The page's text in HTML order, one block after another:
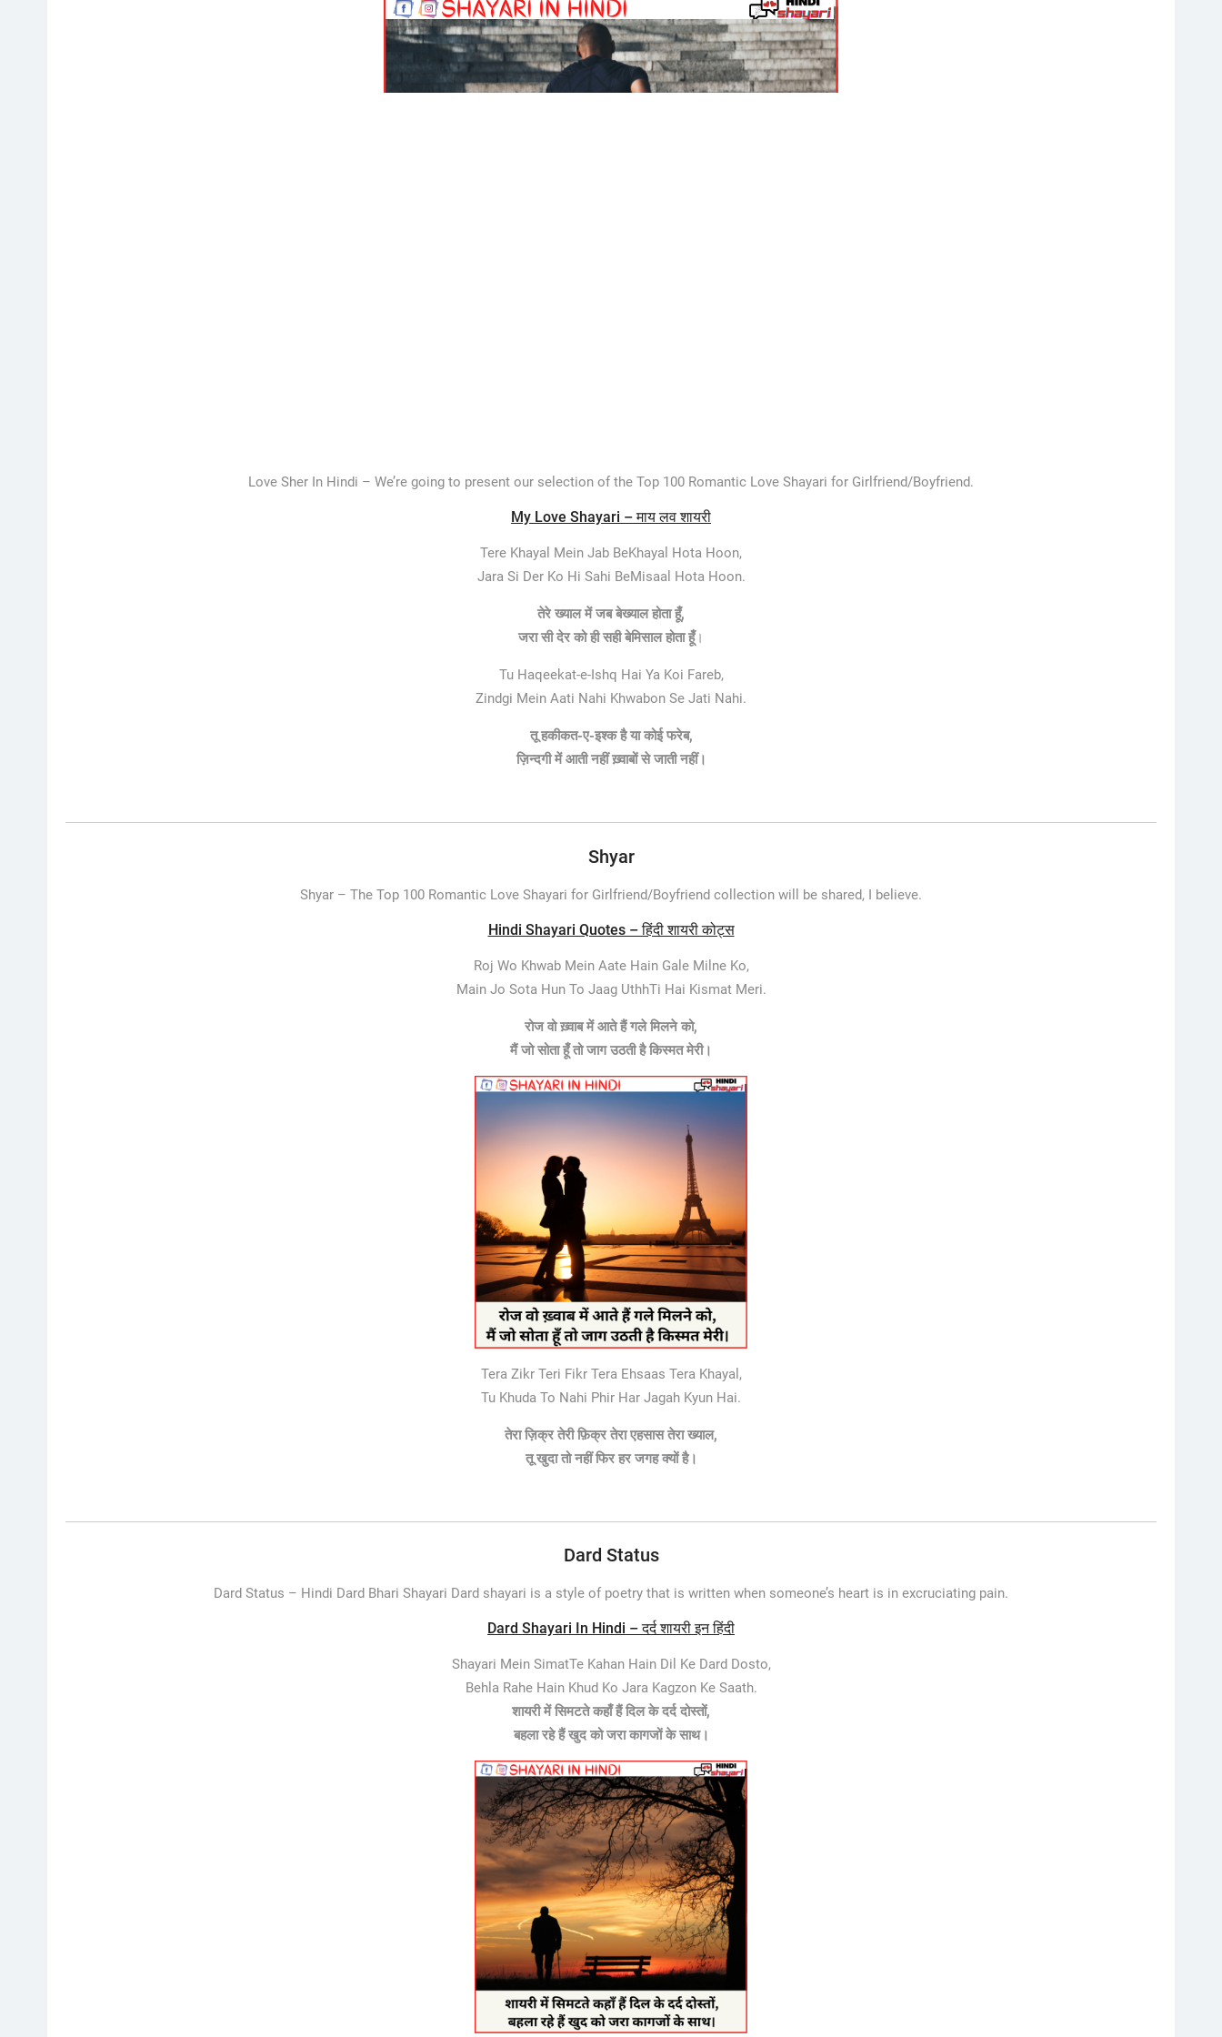
Love Sher In Hindi – We’re going to present our selection of the Top 100 Romantic Love Shayari for Girlfriend/Boyfriend.
My Love Shayari – माय लव शायरी
Tere Khayal Mein Jab BeKhayal Hota Hoon,
Jara Si Der Ko Hi Sahi BeMisaal Hota Hoon.
तेरे ख्याल में जब बेख्याल होता हूँ,
जरा सी देर को ही सही बेमिसाल होता हूँ।
Tu Haqeekat-e-Ishq Hai Ya Koi Fareb,
Zindgi Mein Aati Nahi Khwabon Se Jati Nahi.
तू हकीकत-ए-इश्क है या कोई फरेब,
ज़िन्दगी में आती नहीं ख़्वाबों से जाती नहीं।
Shyar
Shyar – The Top 100 Romantic Love Shayari for Girlfriend/Boyfriend collection will be shared, I believe.
Hindi Shayari Quotes – हिंदी शायरी कोट्स
Roj Wo Khwab Mein Aate Hain Gale Milne Ko,
Main Jo Sota Hun To Jaag UthhTi Hai Kismat Meri.
रोज वो ख़्वाब में आते हैं गले मिलने को,
मैं जो सोता हूँ तो जाग उठती है किस्मत मेरी।
Tera Zikr Teri Fikr Tera Ehsaas Tera Khayal,
Tu Khuda To Nahi Phir Har Jagah Kyun Hai.
तेरा ज़िक्र तेरी फ़िक्र तेरा एहसास तेरा ख्याल,
तू खुदा तो नहीं फिर हर जगह क्यों है।
Dard Status
Dard Status – Hindi Dard Bhari Shayari Dard shayari is a style of poetry that is written when someone’s heart is in excruciating pain.
Dard Shayari In Hindi – दर्द शायरी इन हिंदी
Shayari Mein SimatTe Kahan Hain Dil Ke Dard Dosto,
Behla Rahe Hain Khud Ko Jara Kagzon Ke Saath.
शायरी में सिमटते कहाँ हैं दिल के दर्द दोस्तों,
बहला रहे हैं खुद को जरा कागजों के साथ।